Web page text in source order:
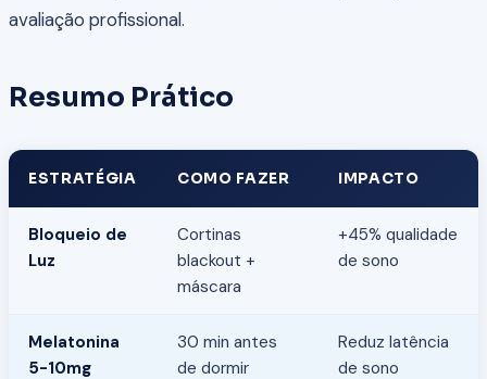
avaliação profissional.
Resumo Prático
ESTRATÉGIA COMO FAZER IMPACTO
Bloqueio de
Luz
Cortinas
blackout +
máscara
+45% qualidade
de sono
Melatonina
5-10mg
30 min antes
de dormir
Reduz latência
de sono